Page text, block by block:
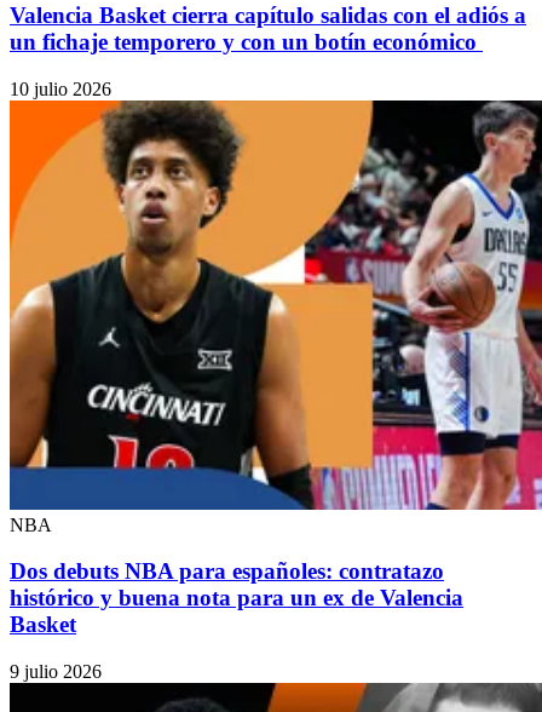
Valencia Basket cierra capítulo salidas con el adiós a
un fichaje temporero y con un botín económico
10 julio 2026
NBA
Dos debuts NBA para españoles: contratazo
histórico y buena nota para un ex de Valencia
Basket
9 julio 2026